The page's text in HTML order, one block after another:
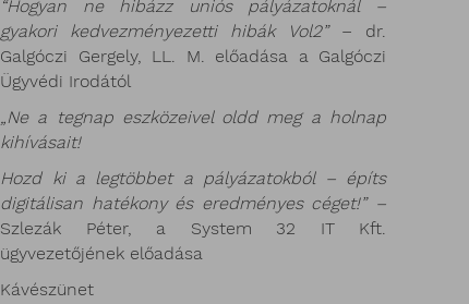
“Hogyan ne hibázz uniós pályázatoknál –
gyakori kedvezményezetti hibák Vol2”– dr.
Galgóczi Gergely, LL. M. előadása a Galgóczi
Ügyvédi Irodától
„Ne a tegnap eszközeivel oldd meg a holnap
kihívásait!
Hozd ki a legtöbbet a pályázatokból – építs
digitálisan hatékony és eredményes céget!” –
Szlezák Péter, a System 32 IT Kft.
ügyvezetőjének előadása
Kávészünet